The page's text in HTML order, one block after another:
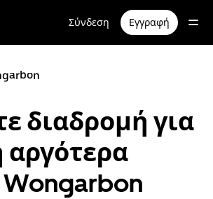
Σύνδεση Εγγραφή
διαδρομή για